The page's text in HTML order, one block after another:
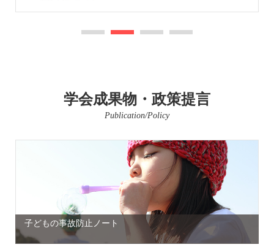
学会成果物・政策提言
Publication/Policy
子どもの事故防止ノート